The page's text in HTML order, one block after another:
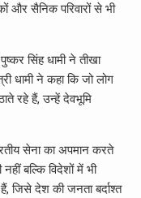
और सैनिक परिवारों से भी
सिंह धामी ने तीखा
धामी ने कहा कि जो लोग
रहे हैं, उन्हें देवभूमि
सेना का अपमान करते
बल्कि विदेशों में भी
जिसे देश की जनता बर्दाश्त